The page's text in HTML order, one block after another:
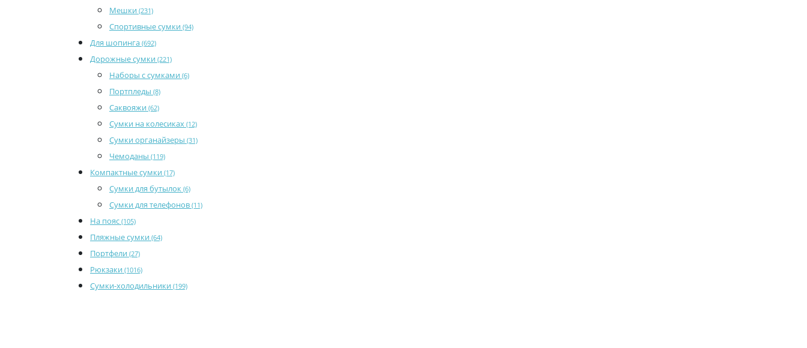
Мешки (231)
Спортивные сумки (94)
Для шопинга (692)
Дорожные сумки (221)
Наборы с сумками (6)
Портпледы (8)
Саквояжи (62)
Сумки на колесиках (12)
Сумки органайзеры (31)
Чемоданы (119)
Компактные сумки (17)
Сумки для бутылок (6)
Сумки для телефонов (11)
На пояс (105)
Пляжные сумки (64)
Портфели (27)
Рюкзаки (1016)
Сумки-холодильники (199)